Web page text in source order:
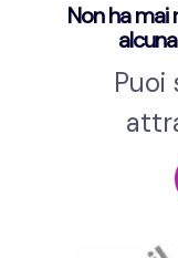
Non ha
Puoi